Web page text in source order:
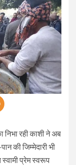
निभा रही काशी ने अब
की जिम्‍मेदारी भी
स्‍वामी प्रेम स्‍वरूप